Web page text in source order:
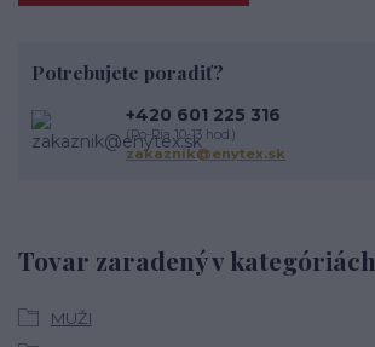
Tovar zaradený v kategóriách
MUŽI
Potrebujete poradiť?
+420 601 225 316
(Po-Pia 10-13 hod.)
zakaznik@enytex.sk